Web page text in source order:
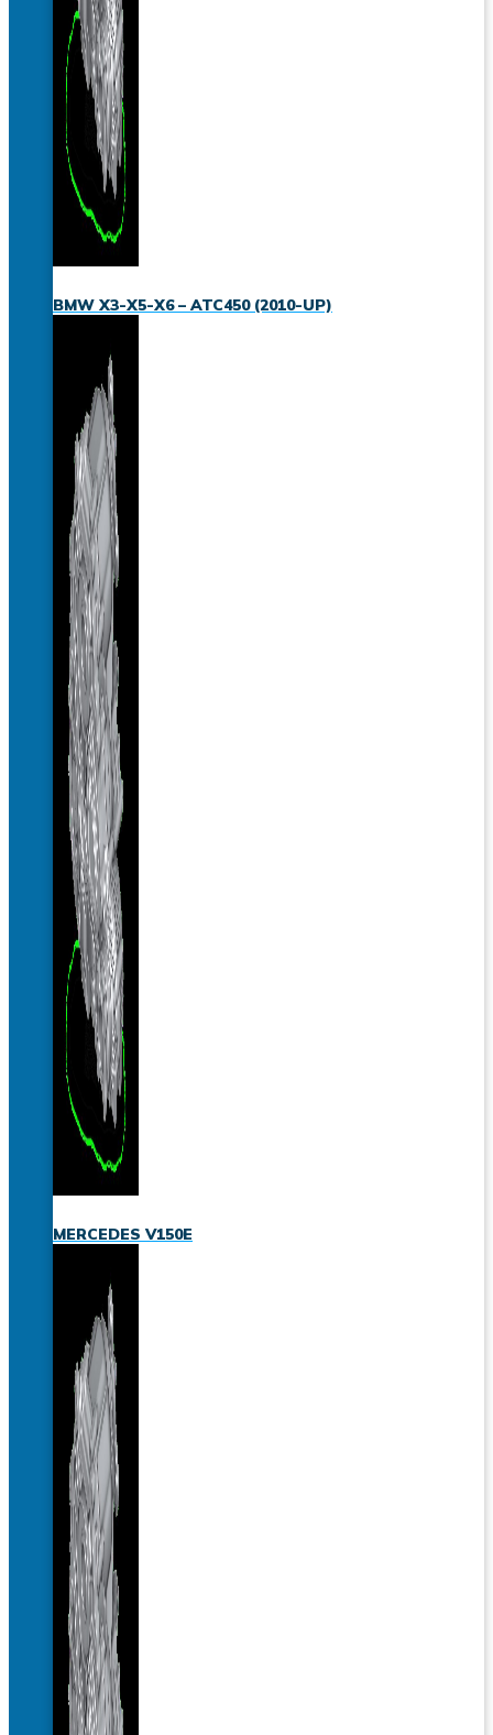
BMW X3-X5-X6 – ATC450 (2010-UP)
MERCEDES V150E